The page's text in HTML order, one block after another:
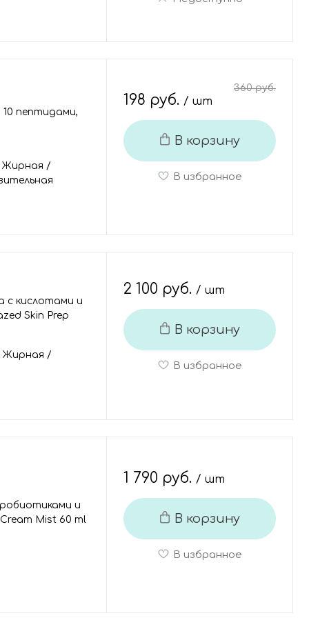
10 пептидами,
Жирная /
198 руб. / шт
360 руб.
В корзину
В избранное
с кислотами и
Skin Prep
Жирная /
2 100 руб. / шт
В корзину
В избранное
и
Mist 60 ml
1 790 руб. / шт
В корзину
В избранное